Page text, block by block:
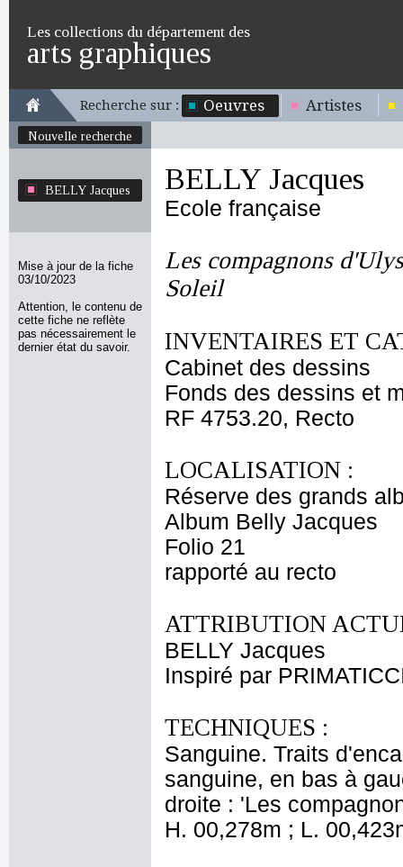
Les collections du département des
arts graphiques
Recherche sur : Oeuvres Artistes
Nouvelle recherche
BELLY Jacques
Mise à jour de la fiche
03/10/2023
Attention, le contenu de
cette fiche ne reflète
pas nécessairement le
dernier état du savoir.
BELLY Jacques
Ecole française
Les compagnons
Soleil
INVENTAIRES ET
Cabinet des dessins
Fonds des dessins et
RF 4753.20, Recto
LOCALISATION :
Réserve des grands
Album Belly Jacques
Folio 21
rapporté au recto
ATTRIBUTION
BELLY Jacques
Inspiré par
TECHNIQUES :
Sanguine. Traits
sanguine, en bas à
droite : 'Les
H. 00,278m ; L.